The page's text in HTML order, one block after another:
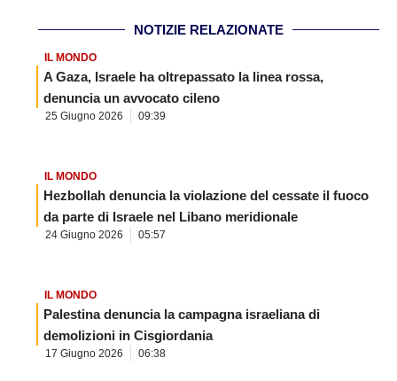
NOTIZIE RELAZIONATE
IL MONDO
A Gaza, Israele ha oltrepassato la linea rossa,
denuncia un avvocato cileno
25 Giugno 2026 09:39
IL MONDO
Hezbollah denuncia la violazione del cessate il fuoco
da parte di Israele nel Libano meridionale
24 Giugno 2026 05:57
IL MONDO
Palestina denuncia la campagna israeliana di
demolizioni in Cisgiordania
17 Giugno 2026 06:38